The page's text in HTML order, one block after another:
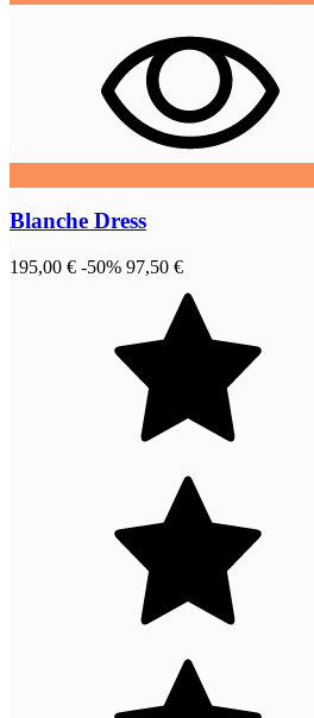
Blanche Dress
195,00 € -50% 97,50 €